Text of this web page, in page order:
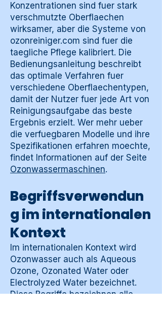
Konzentrationen sind fuer stark
verschmutzte Oberflaechen
wirksamer, aber die Systeme von
ozonreiniger.com sind fuer die
taegliche Pflege kalibriert. Die
Bedienungsanleitung beschreibt
das optimale Verfahren fuer
verschiedene Oberflaechentypen,
damit der Nutzer fuer jede Art von
Reinigungsaufgabe das beste
Ergebnis erzielt. Wer mehr ueber
die verfuegbaren Modelle und ihre
Spezifikationen erfahren moechte,
findet Informationen auf der Seite
Ozonwassermaschinen.
Begriffsverwendun
g im internationalen
Kontext
Im internationalen Kontext wird
Ozonwasser auch als Aqueous
Ozone, Ozonated Water oder
Electrolyzed Water bezeichnet.
Diese Begriffe bezeichnen alle